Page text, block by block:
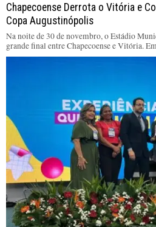
Chapecoense Derrota o Vitória e
Copa Augustinópolis
Na noite de 30 de novembro, o Estádio
grande final entre Chapecoense e Vitória. Em